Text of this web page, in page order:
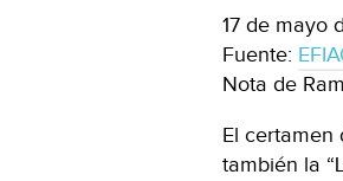
17 de mayo
Fuente:
Nota de
El certamen
también la